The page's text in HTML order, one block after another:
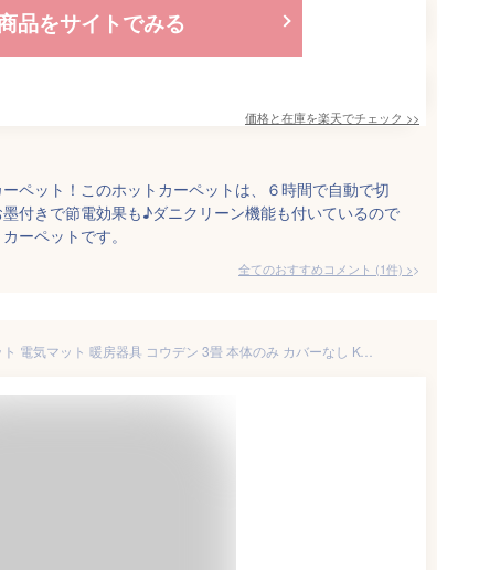
品をサイトでみる
価格と在庫を楽天でチェック >>
ペット！このホットカーペットは、６時間で自動で切
付きで節電効果も♪ダニクリーン機能も付いているので
ーペットです。
全てのおすすめコメント (1件) >
ホットカーペット 電気カーペット 電気マット 暖房器具 コウデン 3畳 本体のみ カバーなし KODEN 消臭 ダニクリーン 暖房面切替 235×195cm VWU301H-S